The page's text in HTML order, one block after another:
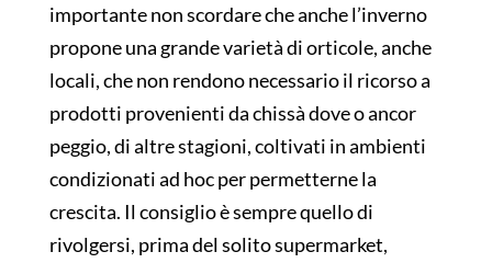
importante non scordare che anche l’inverno
propone una grande varietà di orticole, anche
locali, che non rendono necessario il ricorso a
prodotti provenienti da chissà dove o ancor
peggio, di altre stagioni, coltivati in ambienti
condizionati ad hoc per permetterne la
crescita. Il consiglio è sempre quello di
rivolgersi, prima del solito supermarket,